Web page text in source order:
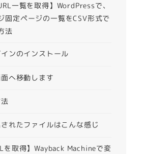
一覧を取得】WordPressで、
固定ページの一覧をCSV形式で
法
ンのインストール
へ移動します
れたファイルはこんな感じ
を取得】Wayback Machineで変